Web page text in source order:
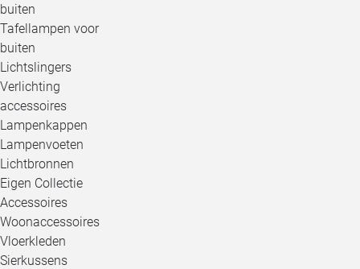
buiten
Tafellampen voor
buiten
Lichtslingers
Verlichting
accessoires
Lampenkappen
Lampenvoeten
Lichtbronnen
Eigen Collectie
Accessoires
Woonaccessoires
Vloerkleden
Sierkussens